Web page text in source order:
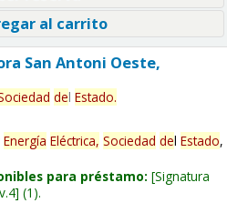
al carrito
San Antoni Oeste,
del Estado.
Energía Eléctrica, Sociedad del Estado,
para préstamo: Signatura
(1).